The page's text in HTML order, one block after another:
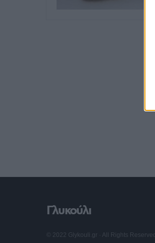
Γλυκούλι
© 2022 Glykouli.gr · All Rights Reserved